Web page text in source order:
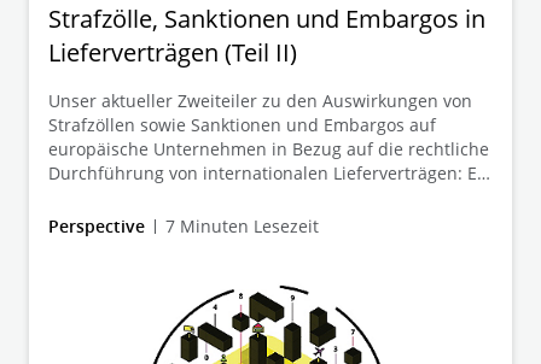
Strafzölle, Sanktionen und Embargos in
Lieferverträgen (Teil II)
Unser aktueller Zweiteiler zu den Auswirkungen von
Strafzöllen sowie Sanktionen und Embargos auf
europäische Unternehmen in Bezug auf die rechtliche
Durchführung von internationalen Lieferverträgen: Ein
Vertragsdurchführung und Vertragsanpassung
auswirken und wie man diesen am besten begegnen
Perspective 7 Minuten Lesezeit